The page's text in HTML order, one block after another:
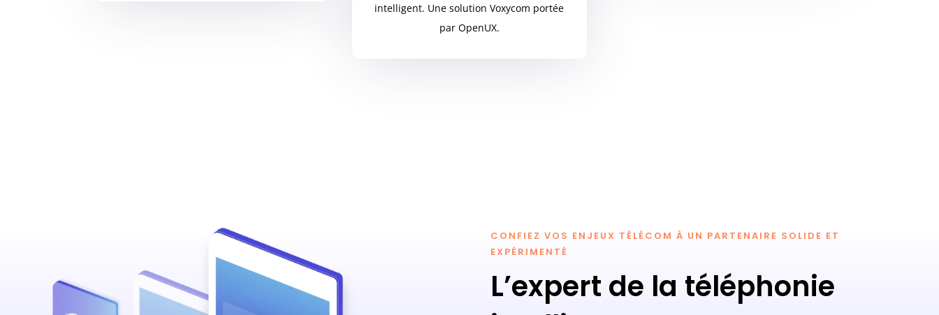
intelligent. Une solution Voxycom portée
par OpenUX.
CONFIEZ VOS ENJEUX TÉLÉCOM À UN PARTENAIRE SOLIDE ET
EXPÉRIMENTÉ
L’expert de la téléphonie